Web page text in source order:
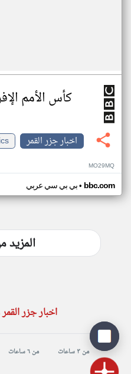
كأس الأمم
اخبار جزر القمر
MO29MQ
بي بي سي عربي• bbc.com
المزيد
اخبار جزر
من ٣ ساعات من ٦ ساعات